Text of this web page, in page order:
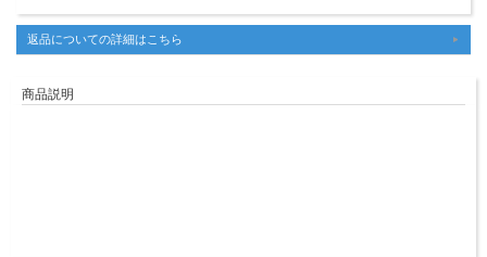
返品についての詳細はこちら
商品説明